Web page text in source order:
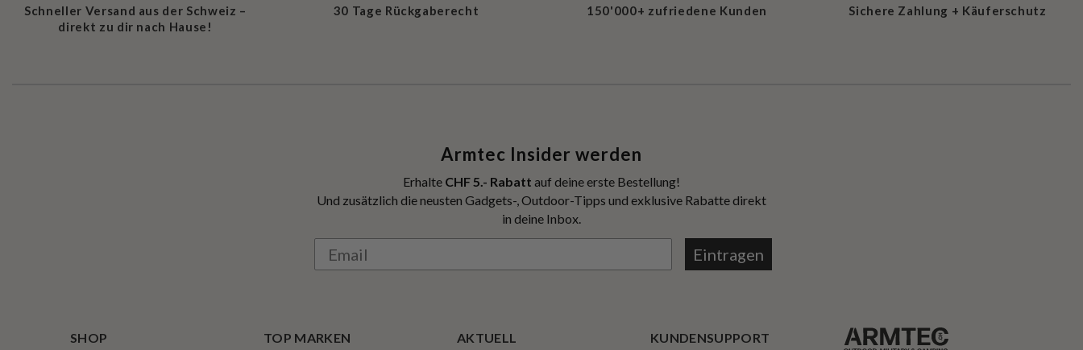
Schneller Versand aus der Schweiz –
direkt zu dir nach Hause!
30 Tage Rückgaberecht 150'000+ zufriedene Kunden Sichere Zahlung + Käuferschutz
Armtec Insider werden
Erhalte CHF 5.- Rabatt auf deine erste Bestellung!
Und zusätzlich die neusten Gadgets-, Outdoor-Tipps und exklusive Rabatte direkt
in deine Inbox.
Eintragen
SHOP TOP MARKEN AKTUELL KUNDENSUPPORT